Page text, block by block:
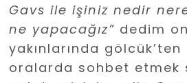
Gavs ile işiniz nedir
ne yapacağız” dedim
yakınlarında
oralarda sohbet etmek